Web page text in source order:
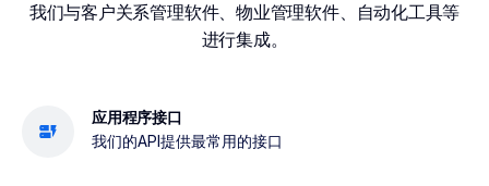
我们与客户关系管理软件、物业管理软件、自动化工具等
进行集成。
应用程序接口
我们的API提供最常用的接口